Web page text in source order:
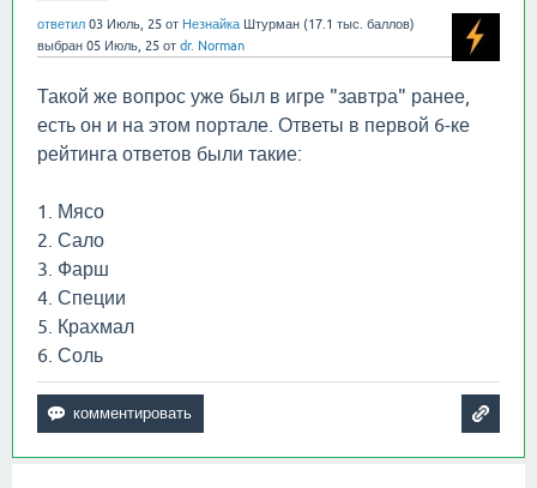
ответил 03 Июль, 25 от Незнайка Штурман (17.1 тыс. баллов)
выбран 05 Июль, 25 от dr. Norman
Такой же вопрос уже был в игре "завтра" ранее,
есть он и на этом портале. Ответы в первой 6-ке
рейтинга ответов были такие:
1. Мясо
2. Сало
3. Фарш
4. Специи
5. Крахмал
6. Соль